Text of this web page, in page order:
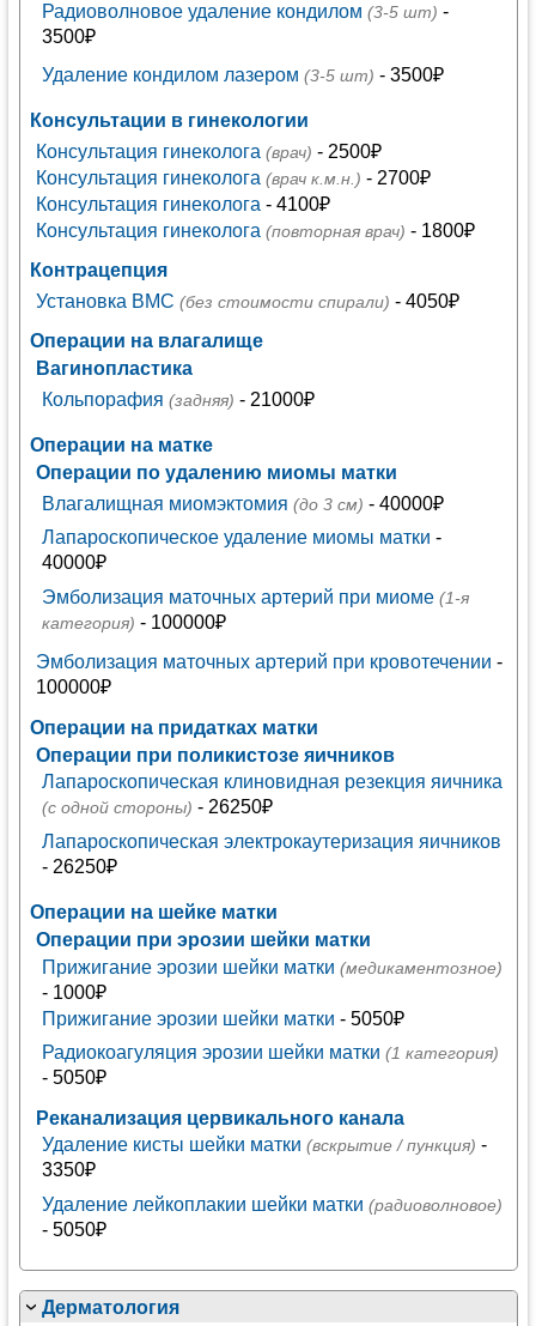
Радиоволновое удаление кондилом (3-5 шт) -
3500₽
Удаление кондилом лазером (3-5 шт) - 3500₽
Консультации в гинекологии
Консультация гинеколога (врач) - 2500₽
Консультация гинеколога (врач к.м.н.) - 2700₽
Консультация гинеколога - 4100₽
Консультация гинеколога (повторная врач) - 1800₽
Контрацепция
Установка ВМС (без стоимости спирали) - 4050₽
Операции на влагалище
Вагинопластика
Кольпорафия (задняя) - 21000₽
Операции на матке
Операции по удалению миомы матки
Влагалищная миомэктомия (до 3 см) - 40000₽
Лапароскопическое удаление миомы матки -
40000₽
Эмболизация маточных артерий при миоме (1-я
категория) - 100000₽
Эмболизация маточных артерий при кровотечении -
100000₽
Операции на придатках матки
Операции при поликистозе яичников
Лапароскопическая клиновидная резекция яичника
(с одной стороны) - 26250₽
Лапароскопическая электрокаутеризация яичников
- 26250₽
Операции на шейке матки
Операции при эрозии шейки матки
Прижигание эрозии шейки матки (медикаментозное)
- 1000₽
Прижигание эрозии шейки матки - 5050₽
Радиокоагуляция эрозии шейки матки (1 категория)
- 5050₽
Реканализация цервикального канала
Удаление кисты шейки матки (вскрытие / пункция) -
3350₽
Удаление лейкоплакии шейки матки (радиоволновое)
- 5050₽
Дерматология